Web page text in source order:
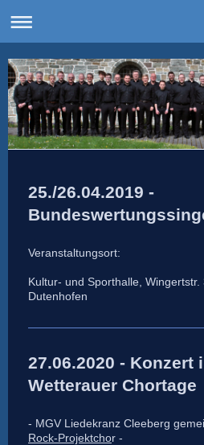
25./26.04.2019 -
Veranstaltungsort:
Kultur- und Sporthalle,
Dutenhofen
27.06.2020 - Konzert
Wetterauer Chortage
- MGV Liedekranz Cleeberg
Rock-Projektchor -